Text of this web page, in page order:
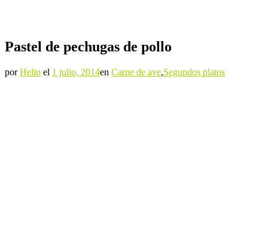
Pastel de pechugas de pollo
porHelio el 1 julio, 2014en Carne de ave,Segundos platos